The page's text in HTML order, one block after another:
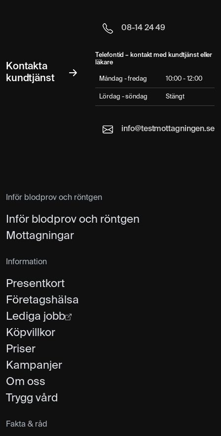
Kontakta
kundtjänst
08-14 24 49
Telefontid – kontakt med kundtjänst eller
läkare
Måndag - fredag 10:00 - 12:00
Lördag - söndag Stängt
info@testmottagningen.se
Inför blodprov och röntgen
Inför blodprov och röntgen
Mottagningar
Information
Presentkort
Företagshälsa
Lediga jobb
Köpvillkor
Priser
Kampanjer
Om oss
Trygg vård
Fakta & råd